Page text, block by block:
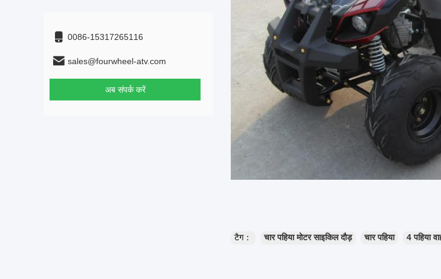
0086-15317265116
sales@fourwheel-atv.com
अब संपर्क करें
टैग： चार पहिया मोटर साइकिल दौड़ चार पहिया 4 पहिया